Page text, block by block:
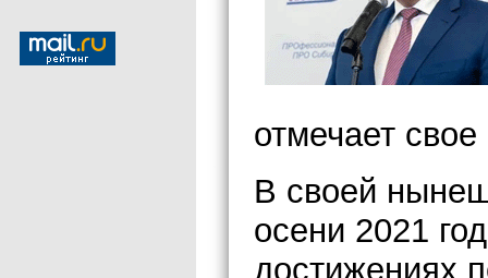
отмечает
В своей
осени 2021
достижениях